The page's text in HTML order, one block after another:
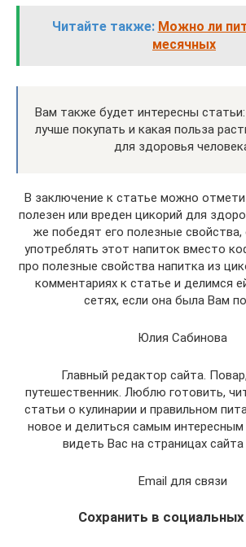
Читайте также: Можно ли
месячных
Вам также будет интересны
лучше покупать и какая польза
для здоровья
В заключение к статье можно
полезен или вреден цикорий для
же победят его полезные свойства,
употреблять этот напиток вместо
про полезные свойства напитка из
комментариях к статье и делимся
сетях, если она была Вам
Юлия Сабинова
Главный редактор сайта.
путешественник. Люблю готовить,
статьи о кулинарии и правильном
новое и делиться самым интересным
видеть Вас на страницах
Email для связи
Сохранить в социальных